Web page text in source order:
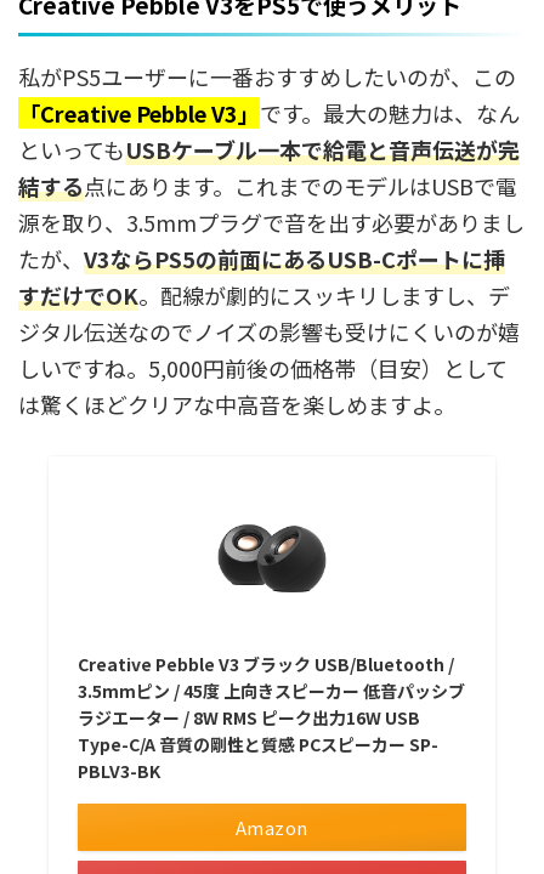
私がPS5ユーザーに一番おすすめしたいのが、この
「Creative Pebble V3」 です。最大の魅力は、なん
といってもUSBケーブル一本で給電と音声伝送が完
結する点にあります。これまでのモデルはUSBで電
源を取り、3.5mmプラグで音を出す必要がありまし
たが、 V3ならPS5の前面にあるUSB-Cポートに挿
すだけでOK。配線が劇的にスッキリしますし、デ
ジタル伝送なのでノイズの影響も受けにくいのが嬉
しいですね。5,000円前後の価格帯（目安）として
は驚くほどクリアな中高音を楽しめますよ。
Creative Pebble V3 ブラック USB/Bluetooth /
3.5mmピン / 45度 上向きスピーカー 低音パッシブ
ラジエーター / 8W RMS ピーク出力16W USB
Type-C/A 音質の剛性と質感 PCスピーカー SP-
PBLV3-BK
Amazon